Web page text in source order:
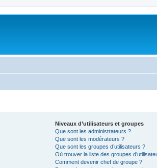
Niveaux d’utilisateurs et groupes
Que sont les administrateurs ?
Que sont les modérateurs ?
Que sont les groupes d’utilisateurs ?
Où trouver la liste des groupes
Comment devenir chef de groupe ?